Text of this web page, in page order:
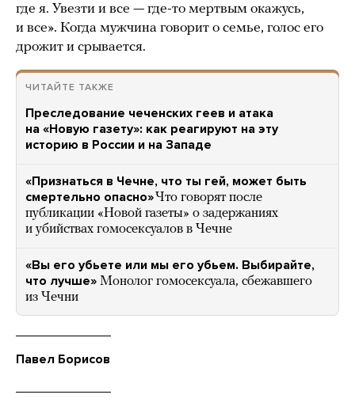
где я. Увезти и все — где-то мертвым окажусь,
и все». Когда мужчина говорит о семье, голос его
дрожит и срывается.
ЧИТАЙТЕ ТАКЖЕ
Преследование чеченских геев и атака
на «Новую газету»: как реагируют на эту
историю в России и на Западе
«Признаться в Чечне, что ты гей, может быть
смертельно опасно»Что говорят после
публикации «Новой газеты» о задержаниях
и убийствах гомосексуалов в Чечне
«Вы его убьете или мы его убьем. Выбирайте,
что лучше» Монолог гомосексуала, сбежавшего
из Чечни
Павел Борисов